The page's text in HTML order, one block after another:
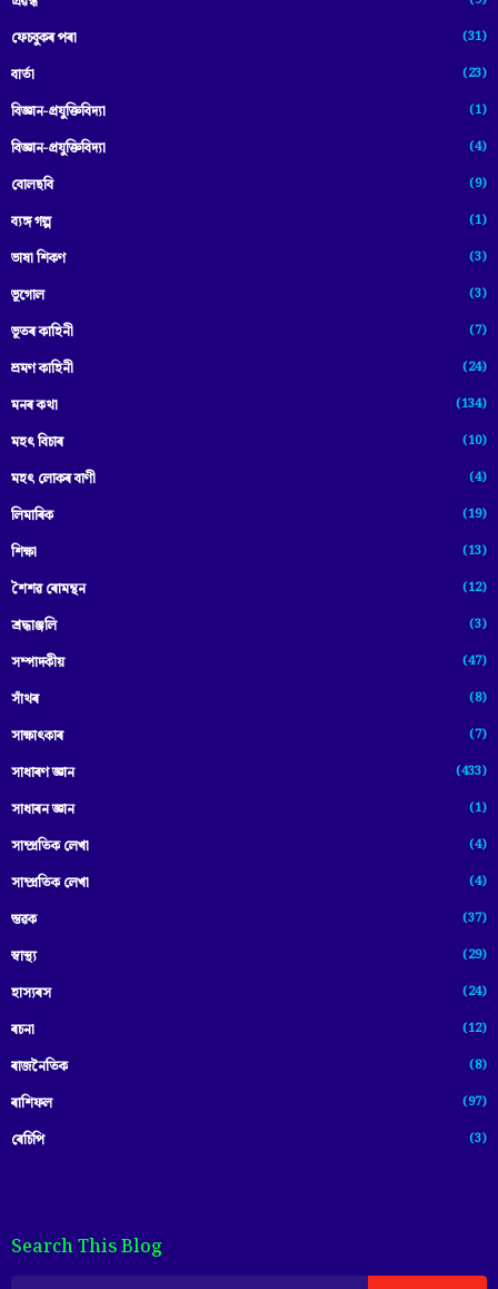
ফেচবুকৰ পৰা (31)
বাৰ্তা (23)
বিজ্ঞান-প্রযুক্তিবিদ্যা (1)
বিজ্ঞান-প্ৰযুক্তিবিদ্যা (4)
বোলছবি (9)
ব্যঙ্গ গল্প (1)
ভাষা শিকণ (3)
ভূগোল (3)
ভূতৰ কাহিনী (7)
ভ্ৰমণ কাহিনী (24)
মনৰ কথা (134)
মহৎ বিচাৰ (10)
মহৎ লোকৰ বাণী (4)
লিমাৰিক (19)
শিক্ষা (13)
শৈশৱ ৰোমন্থন (12)
শ্ৰদ্ধাঞ্জলি (3)
সম্পাদকীয় (47)
সাঁথৰ (8)
সাক্ষাৎকাৰ (7)
সাধাৰণ জ্ঞান (433)
সাধাৰন জ্ঞান (1)
সাম্প্রতিক লেখা (4)
সাম্প্ৰতিক লেখা (4)
স্তৱক (37)
স্বাস্থ্য (29)
হাস্যৰস (24)
ৰচনা (12)
ৰাজনৈতিক (8)
ৰাশিফল (97)
ৰেচিপি (3)
Search This Blog